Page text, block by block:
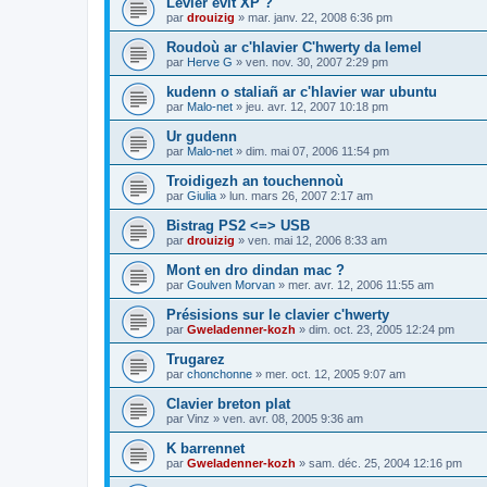
par drouizig » mar. janv. 22, 2008 6:36 pm
Roudoù ar c'hlavier C'hwerty da lemel
par Herve G » ven. nov. 30, 2007 2:29 pm
kudenn o staliañ ar c'hlavier war ubuntu
par Malo-net » jeu. avr. 12, 2007 10:18 pm
Ur gudenn
par Malo-net » dim. mai 07, 2006 11:54 pm
Troidigezh an touchennoù
par Giulia » lun. mars 26, 2007 2:17 am
Bistrag PS2 <=> USB
par drouizig » ven. mai 12, 2006 8:33 am
Mont en dro dindan mac ?
par Goulven Morvan » mer. avr. 12, 2006 11:55 am
Présisions sur le clavier c'hwerty
par Gweladenner-kozh » dim. oct. 23, 2005 12:24 pm
Trugarez
par chonchonne » mer. oct. 12, 2005 9:07 am
Clavier breton plat
par Vinz » ven. avr. 08, 2005 9:36 am
K barrennet
par Gweladenner-kozh » sam. déc. 25, 2004 12:16 pm